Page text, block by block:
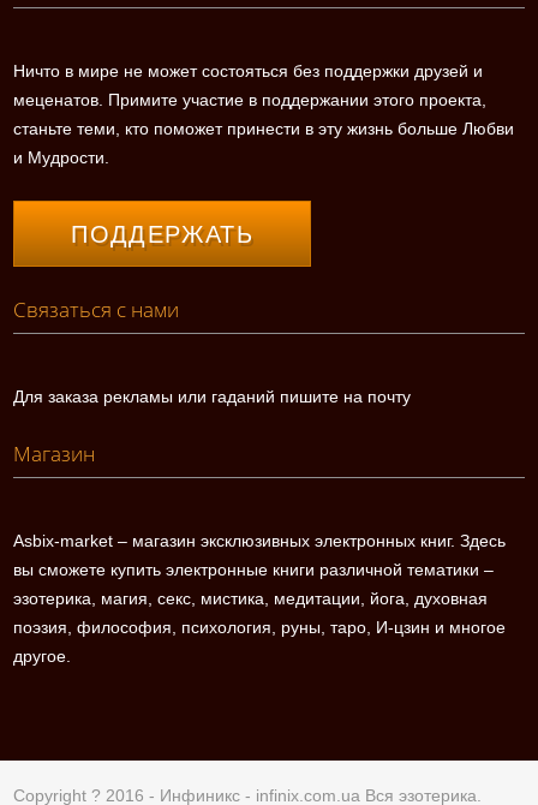
Ничто в мире не может состояться без поддержки друзей и
меценатов. Примите участие в поддержании этого проекта,
станьте теми, кто поможет принести в эту жизнь больше Любви
и Мудрости.
ПОДДЕРЖАТЬ
Связаться с нами
Для заказа рекламы или гаданий пишите на почту
Магазин
Asbix-market – магазин эксклюзивных электронных книг. Здесь
вы сможете купить электронные книги различной тематики –
эзотерика, магия, секс, мистика, медитации, йога, духовная
поэзия, философия, психология, руны, таро, И-цзин и многое
другое.
Copyright ? 2016 - Инфиникс - infinix.com.ua Вся эзотерика.